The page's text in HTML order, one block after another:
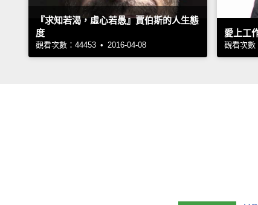
『求知若渴，虛心若愚』賈伯斯的人生態
度
觀看次數：44453 • 2016-04-08
愛上工
觀看次數